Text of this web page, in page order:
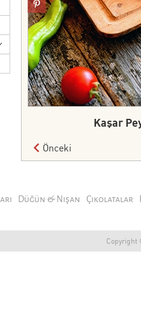
Kaşar
Önceki
Düğün & Nişan Çikolatalar
Copyright